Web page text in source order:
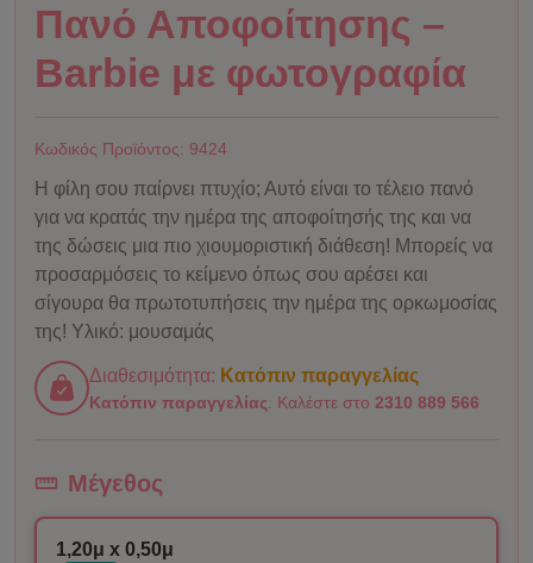
Πανό Αποφοίτησης –
Barbie με φωτογραφία
Κωδικός Προϊόντος: 9424
Η φίλη σου παίρνει πτυχίο; Αυτό είναι το τέλειο πανό
για να κρατάς την ημέρα της αποφοίτησής της και να
της δώσεις μια πιο χιουμοριστική διάθεση! Μπορείς να
προσαρμόσεις το κείμενο όπως σου αρέσει και
σίγουρα θα πρωτοτυπήσεις την ημέρα της ορκωμοσίας
της! Υλικό: μουσαμάς
Διαθεσιμότητα: Κατόπιν παραγγελίας
Κατόπιν παραγγελίας . Καλέστε στο 2310 889 566
Μέγεθος
1,20μ x 0,50μ